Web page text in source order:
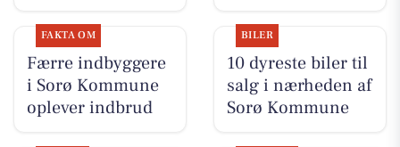
FAKTA OM
Færre indbyggere
i Sorø Kommune
oplever indbrud
BILER
10 dyreste biler til
salg i nærheden af
Sorø Kommune